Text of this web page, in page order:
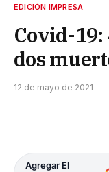
EDICIÓN IMPRESA
Covid-19:
dos
12 de mayo de 2021
Agregar El